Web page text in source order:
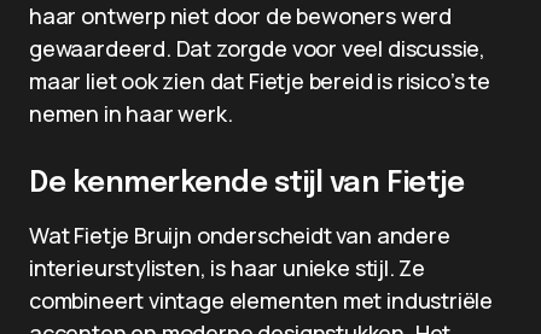
haar ontwerp niet door de bewoners werd
gewaardeerd. Dat zorgde voor veel discussie,
maar liet ook zien dat Fietje bereid is risico’s te
nemen in haar werk.
De kenmerkende stijl van Fietje
Wat Fietje Bruijn onderscheidt van andere
interieurstylisten, is haar unieke stijl. Ze
combineert vintage elementen met industriële